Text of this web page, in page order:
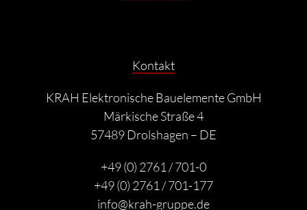
Kontakt
KRAH Elektronische Bauelemente GmbH
Märkische Straße 4
57489 Drolshagen – DE
+49 (0) 2761 / 701-0
+49 (0) 2761 / 701-177
info@krah-gruppe.de